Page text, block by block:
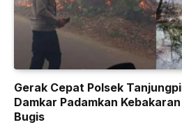
Gerak Cepat Polsek
Damkar Padamkan
Bugis